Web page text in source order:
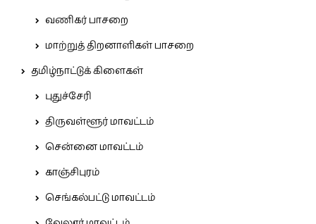
வணிகர் பாசறை
மாற்றுத் திறனாளிகள் பாசறை
தமிழ்நாட்டுக் கிளைகள்
புதுச்சேரி
திருவள்ளூர் மாவட்டம்
சென்னை மாவட்டம்
காஞ்சிபுரம்
செங்கல்பட்டு மாவட்டம்